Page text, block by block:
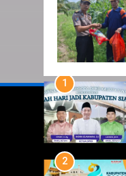
Iklan
1
2
3